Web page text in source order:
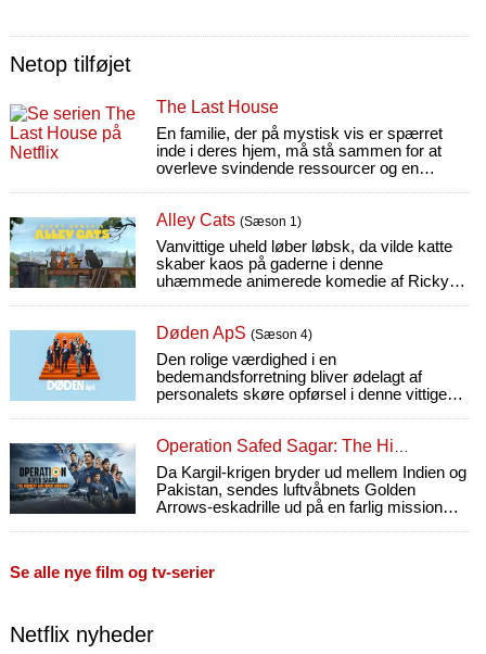
Netop tilføjet
The Last House
En familie, der på mystisk vis er spærret
inde i deres hjem, må stå sammen for at
overleve svindende ressourcer og en
Alley Cats (Sæson 1)
Vanvittige uheld løber løbsk, da vilde katte
skaber kaos på gaderne i denne
uhæmmede animerede komedie af Ricky
Døden ApS (Sæson 4)
Den rolige værdighed i en
bedemandsforretning bliver ødelagt af
personalets skøre opførsel i denne vittige
Operation Safed Sagar: The Highest Air Force Mission
Da Kargil-krigen bryder ud mellem Indien og
Pakistan, sendes luftvåbnets Golden
Arrows-eskadrille ud på en farlig mission
Se alle nye film og tv-serier
Netflix nyheder